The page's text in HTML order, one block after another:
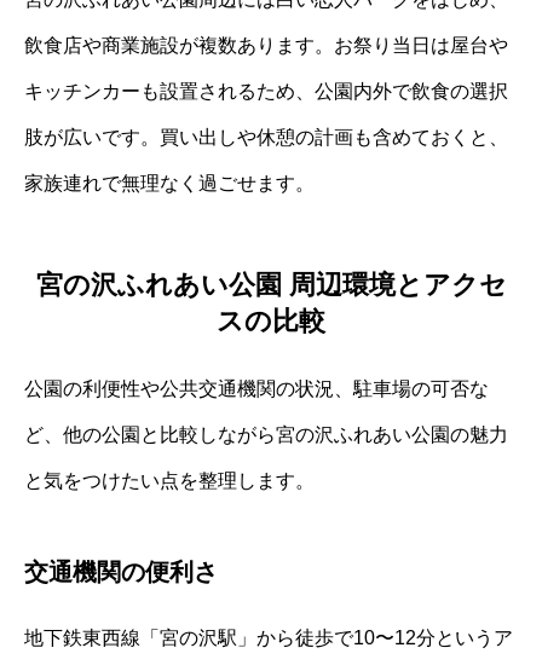
飲食店や商業施設が複数あります。お祭り当日は屋台や
キッチンカーも設置されるため、公園内外で飲食の選択
肢が広いです。買い出しや休憩の計画も含めておくと、
家族連れで無理なく過ごせます。
宮の沢ふれあい公園 周辺環境とアクセ
スの比較
公園の利便性や公共交通機関の状況、駐車場の可否な
ど、他の公園と比較しながら宮の沢ふれあい公園の魅力
と気をつけたい点を整理します。
交通機関の便利さ
地下鉄東西線「宮の沢駅」から徒歩で10〜12分というア